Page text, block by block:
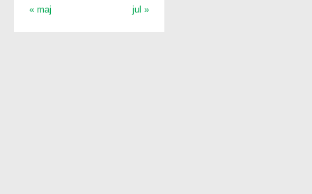
« maj jul »